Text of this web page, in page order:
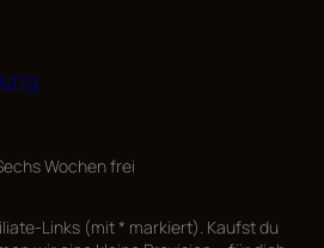
Wochen frei
Links (mit * markiert). Kaufst du